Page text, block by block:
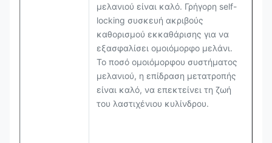
μελανιού είναι καλό. Γρήγορη self-
locking συσκευή ακριβούς
καθορισμού εκκαθάρισης για να
εξασφαλίσει ομοιόμορφο μελάνι.
Το ποσό ομοιόμορφου συστήματος
μελανιού, η επίδραση μετατροπής
είναι καλό, να επεκτείνει τη ζωή
του λαστιχένιου κυλίνδρου.